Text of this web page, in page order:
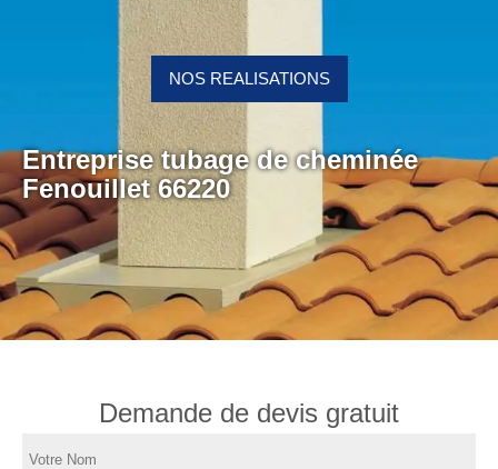
Entreprise tubage de cheminée
Fenouillet 66220
NOS REALISATIONS
Demande de devis gratuit